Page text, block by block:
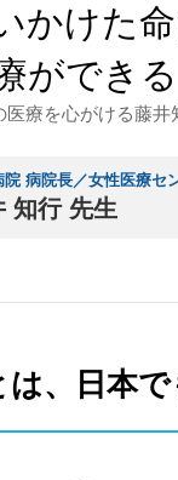
かけた
ができる
医療を心がける藤井
院 病院長／女性医療セ
知行 先生
は、日本